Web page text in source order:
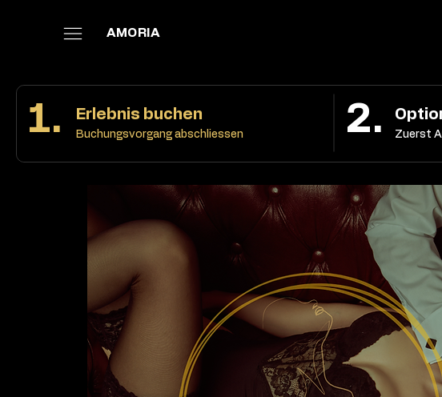
AMORIA
1. Erlebnis buchen
Buchungsvorgang abschliessen 2. Zuerst